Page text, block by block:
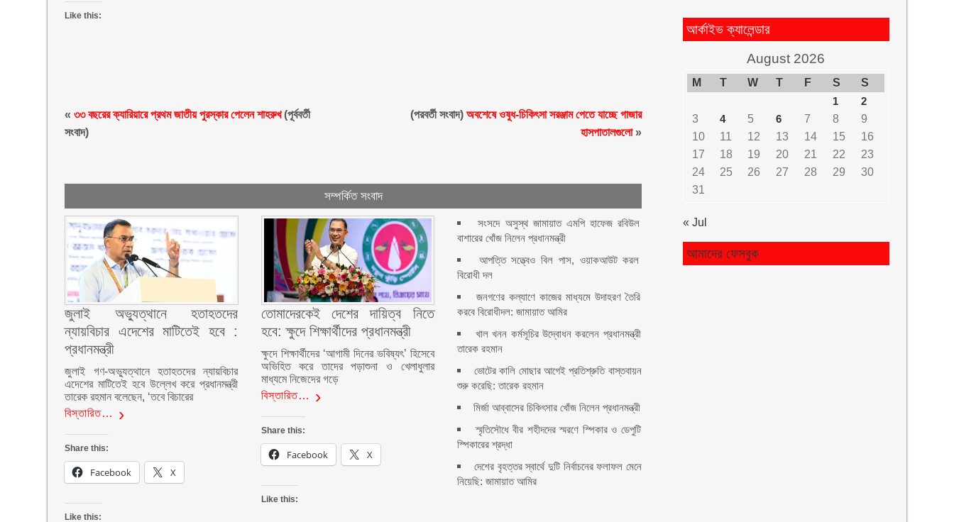
Like this:
«৩৩ বছরের ক্যারিয়ারে প্রথম জাতীয় পুরস্কার পেলেন শাহরুখ(পূর্ববর্তী
সংবাদ)
(পরবর্তী সংবাদ)অবশেষে ওষুধ-চিকিৎসা সরঞ্জাম পেতে যাচ্ছে গাজার
হাসপাতালগুলো»
সম্পর্কিত সংবাদ
জুলাই অভ্যুত্থানে হতাহতদের
ন্যায়বিচার এদেশের মাটিতেই হবে :
প্রধানমন্ত্রী
জুলাই গণ-অভ্যুত্থানে হতাহতদের ন্যায়বিচার
এদেশের মাটিতেই হবে উল্লেখ করে প্রধানমন্ত্রী
তারেক রহমান বলেছেন, ‘তবে বিচারের
বিস্তারিত…
Share this:
Facebook X
Like this:
তোমাদেরকেই দেশের দায়িত্ব নিতে
হবে: ক্ষুদে শিক্ষার্থীদের প্রধানমন্ত্রী
ক্ষুদে শিক্ষার্থীদের ‘আগামী দিনের ভবিষ্যৎ’ হিসেবে
অভিহিত করে তাদের পড়াশুনা ও খেলাধুলার
মাধ্যমে নিজেদের গড়ে
বিস্তারিত…
Share this:
Facebook X
Like this:
সংসদে অসুস্থ জামায়াত এমপি হাফেজ রবিউল
বাশারের খোঁজ নিলেন প্রধানমন্ত্রী
আপত্তি সত্ত্বেও বিল পাস, ওয়াকআউট করল
বিরোধী দল
জনগণের কল্যাণে কাজের মাধ্যমে উদাহরণ তৈরি
করবে বিরোধীদল: জামায়াত আমির
খাল খনন কর্মসূচির উদ্বোধন করলেন প্রধানমন্ত্রী
তারেক রহমান
ভোটের কালি মোছার আগেই প্রতিশ্রুতি বাস্তবায়ন
শুরু করেছি: তারেক রহমান
মির্জা আব্বাসের চিকিৎসার খোঁজ নিলেন প্রধানমন্ত্রী
স্মৃতিসৌধে বীর শহীদদের স্মরণে স্পিকার ও ডেপুটি
স্পিকারের শ্রদ্ধা
দেশের বৃহত্তর স্বার্থে দুটি নির্বাচনের ফলাফল মেনে
নিয়েছি: জামায়াত আমির
আর্কাইভ ক্যালেন্ডার
August 2026
M T W T F S
S
1
2
3
4 5 6 7 8
9
10
11 12 13 14 15
16
17
18 19 20 21 22
23
24
25 26 27 28 29
30
31
« Jul
আমাদের ফেসবুক